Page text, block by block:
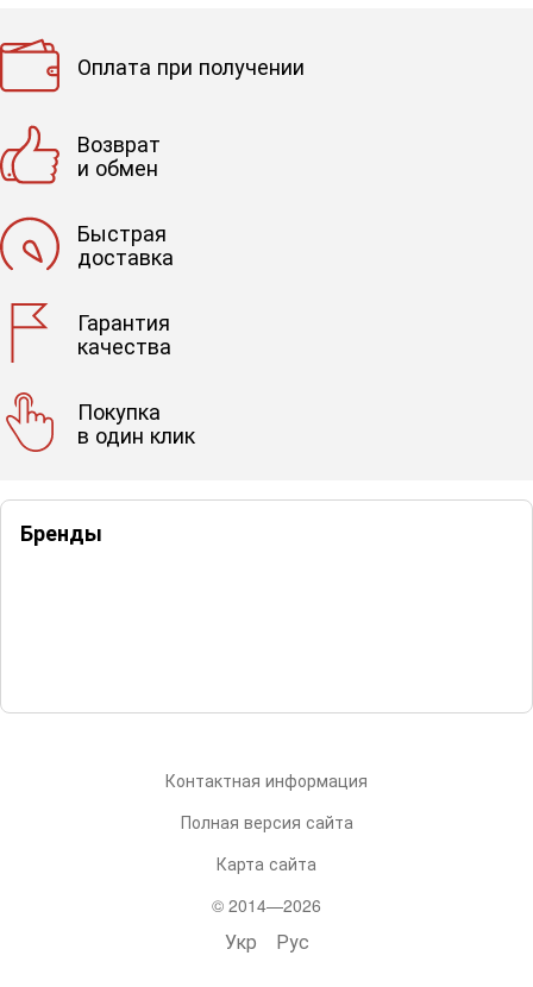
Оплата при получении
Возврат
и обмен
Быстрая
доставка
Гарантия
качества
Покупка
в один клик
Бренды
Контактная информация
Полная версия сайта
Карта сайта
© 2014—2026
Укр Рус